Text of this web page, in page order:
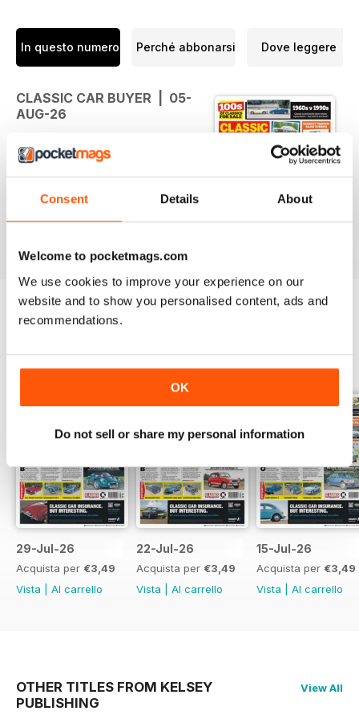
Consent Details About
Welcome to pocketmags.com
We use cookies to improve your experience on our
website and to show you personalised content, ads and
recommendations.
OK
Do not sell or share my personal information
In questo numero Perché abbonarsi Dove leggere
CLASSIC CAR BUYER | 05-
AUG-26
This issue, we explore the
evolving classic car scene, from
new industry standards for
electric classic conversions to
include a look at rising values for
turbocharged Saabs, a Ford
Cortina GXL road test, a Jaguar
XK8 buying guide and a
comparison of 1960s classics with
also spotlights desirable
executive cars, collector sales,
event coverage and hundreds of
classics for sale.
Per saperne di più
29-Jul-26
Acquista per €3,49
Vista
Al carrello
22-Jul-26
Acquista per €3,49
Vista
Al carrello
15-Jul-26
Acquista per €3,49
Vista
Al carrello
OTHER TITLES FROM KELSEY
PUBLISHING
View All